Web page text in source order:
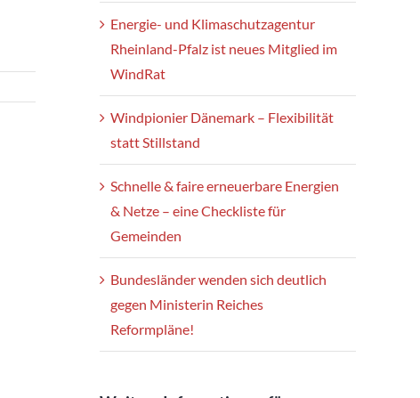
Energie- und Klimaschutzagentur
Rheinland-Pfalz ist neues Mitglied im
WindRat
Windpionier Dänemark – Flexibilität
statt Stillstand
Schnelle & faire erneuerbare Energien
& Netze – eine Checkliste für
Gemeinden
Bundesländer wenden sich deutlich
gegen Ministerin Reiches
Reformpläne!